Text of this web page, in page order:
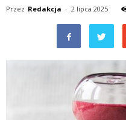
Przez Redakcja - 2 lipca 2025